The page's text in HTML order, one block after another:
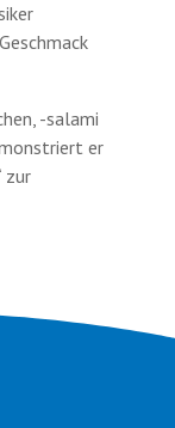
-salami
er
zur